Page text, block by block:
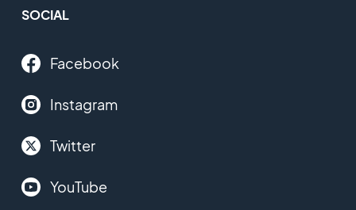
SOCIAL
Facebook
Instagram
Twitter
YouTube